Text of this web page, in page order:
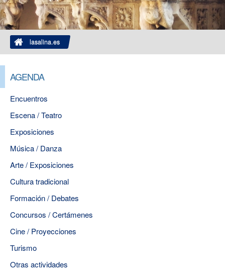
lasalina.es
AGENDA
Encuentros
Escena / Teatro
Exposiciones
Música / Danza
Arte / Exposiciones
Cultura tradicional
Formación / Debates
Concursos / Certámenes
Cine / Proyecciones
Turismo
Otras actividades